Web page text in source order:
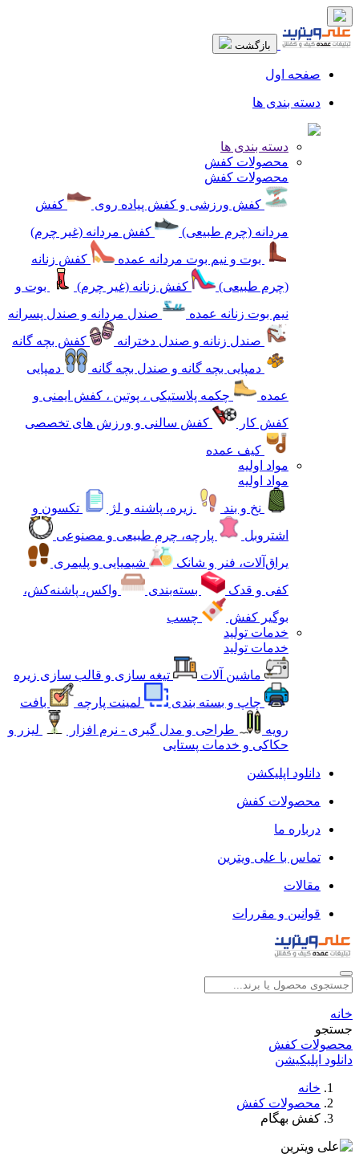
بازگشت
صفحه اول
دسته بندی ها
دسته بندی ها
محصولات کفش
محصولات کفش
کفش ورزشی و کفش پیاده روی
کفش
مردانه (چرم طبیعی)
کفش مردانه (غیر چرم)
بوت و نیم بوت مردانه عمده
کفش زنانه
(چرم طبیعی)
کفش زنانه (غیر چرم)
بوت و
نیم بوت زنانه عمده
صندل مردانه و صندل پسرانه
صندل زنانه و صندل دخترانه
کفش بچه گانه
دمپایی بچه گانه و صندل بچه گانه
دمپایی
عمده
چکمه پلاستیکی ، پوتین ، کفش ایمنی و
کفش کار
کفش سالنی و ورزش های تخصصی
کیف عمده
مواد اولیه
مواد اولیه
نخ و بند
زیره، پاشنه و لژ
تکسون و
اشتروبل
پارچه، چرم طبیعی و مصنوعی
یراق‌آلات، فنر و شانک
شیمیایی و پلیمری
کفی و قدک
بسته‌بندی
واکس، پاشنه‌کش،
بوگیر کفش
چسب
خدمات تولید
خدمات تولید
ماشین آلات
تیغه سازی و قالب سازی زیره
چاپ و بسته بندی
لمینت پارچه
بافت
رویه
طراحی و مدل گیری - نرم افزار
لیزر و
حکاکی و خدمات پستایی
دانلود اپلیکشن
محصولات کفش
درباره ما
تماس با علی ویترین
مقالات
قوانین و مقررات
خانه
جستجو
محصولات کفش
دانلود اپلیکیشن
خانه
محصولات کفش
کفش بهگام